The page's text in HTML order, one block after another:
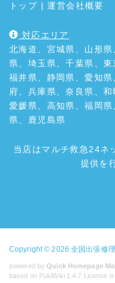
トップ |運営会社概要
対応エリア
北海道、宮城県、山形
県、埼玉県、千葉県、
福井県、静岡県、愛知
府、兵庫県、奈良県、
愛媛県、高知県、福岡
県、鹿児島県
当店はマルチ救急24ネ
提供を
Copyright © 2026全国出張修
powered byQuick Homepage
based on PukiWiki 1.4.7 License is